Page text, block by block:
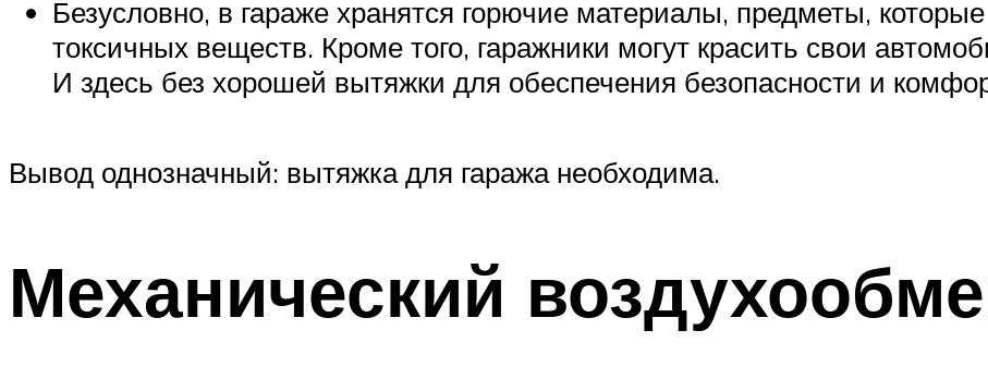
Безусловно, в гараже хранятся горючие материалы, предметы,
токсичных веществ. Кроме того, гаражники могут красить свои
И здесь без хорошей вытяжки для обеспечения безопасности и
Вывод однозначный: вытяжка для гаража необходима.
Механический